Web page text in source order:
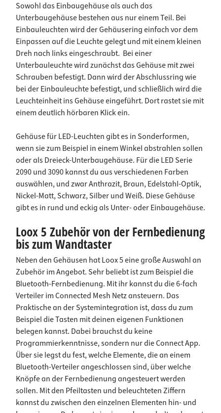
Sowohl das Einbaugehäuse als auch das
Unterbaugehäuse bestehen aus nur einem Teil. Bei
Einbauleuchten wird der Gehäusering einfach vor dem
Einpassen auf die Leuchte gelegt und mit einem kleinen
Dreh nach links eingeschraubt. Bei einer
Unterbauleuchte wird zunächst das Gehäuse mit zwei
Schrauben befestigt. Dann wird der Abschlussring wie
bei der Einbauleuchte befestigt, und schließlich wird die
Leuchteinheit ins Gehäuse eingeführt. Dort rastet sie mit
einem deutlich hörbaren Klick ein.
Gehäuse für LED-Leuchten gibt es in Sonderformen,
wenn sie zum Beispiel in einem Winkel abstrahlen sollen
oder als Dreieck-Unterbaugehäuse. Für die LED Serie
2090 und 3090 kannst du aus verschiedenen Farben
auswählen, und zwar Anthrazit, Braun, Edelstahl-Optik,
Nickel-Matt, Schwarz, Silber und Weiß. Diese Gehäuse
gibt es in rund und eckig als Unter- oder Einbaugehäuse.
Loox 5 Zubehör von der Fernbedienung
bis zum Wandtaster
Neben den Gehäusen hat Loox 5 eine große Auswahl an
Zubehör im Angebot. Sehr beliebt ist zum Beispiel die
Bluetooth-Fernbedienung. Mit ihr kannst du die 6-fach
Verteiler im Connected Mesh Netz ansteuern. Das
Praktische an der Systemintegration ist, dass du zum
Beispiel die Tasten mit deinen eigenen Funktionen
belegen kannst. Dabei brauchst du keine
Programmierkenntnisse, sondern nur die Connect App.
Über sie legst du fest, welche Elemente, die an einem
Bluetooth-Verteiler angeschlossen sind, über welche
Knöpfe an der Fernbedienung angesteuert werden
sollen. Mit den Pfeiltasten und beleuchteten Ziffern
kannst du zwischen den einzelnen Elementen hin- und